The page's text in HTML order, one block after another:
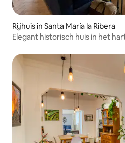
Rijhuis in Santa María la Ribera
Elegant historisch huis in het